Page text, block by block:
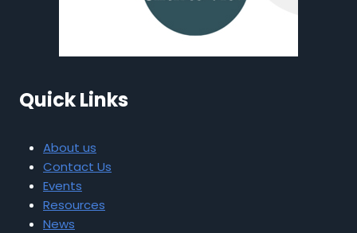
Quick Links
About us
Contact Us
Events
Resources
News